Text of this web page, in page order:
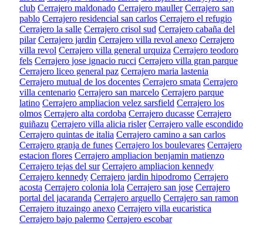
club Cerrajero maldonado Cerrajero mauller Cerrajero san
pablo Cerrajero residencial san carlos Cerrajero el refugio
Cerrajero la salle Cerrajero crisol sud Cerrajero cabaña del
pilar Cerrajero jardin Cerrajero villa revol anexo Cerrajero
villa revol Cerrajero villa general urquiza Cerrajero teodoro
fels Cerrajero jose ignacio rucci Cerrajero villa gran parque
Cerrajero liceo general paz Cerrajero maria lastenia
Cerrajero mutual de los docentes Cerrajero smata Cerrajero
villa centenario Cerrajero san marcelo Cerrajero parque
latino Cerrajero ampliacion velez sarsfield Cerrajero los
olmos Cerrajero alta cordoba Cerrajero ducasse Cerrajero
guiñazu Cerrajero villa alicia risler Cerrajero valle escondido
Cerrajero quintas de italia Cerrajero camino a san carlos
Cerrajero granja de funes Cerrajero los boulevares Cerrajero
estacion flores Cerrajero ampliacion benjamin matienzo
Cerrajero tejas del sur Cerrajero ampliacion kennedy
Cerrajero kennedy Cerrajero jardin hipodromo Cerrajero
acosta Cerrajero colonia lola Cerrajero san jose Cerrajero
portal del jacaranda Cerrajero arguello Cerrajero san ramon
Cerrajero ituzaingo anexo Cerrajero villa eucaristica
Cerrajero bajo palermo Cerrajero escobar